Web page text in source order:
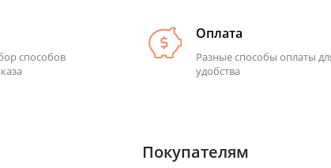
способов
Оплата
Разные способы оплаты
удобства
Покупателям